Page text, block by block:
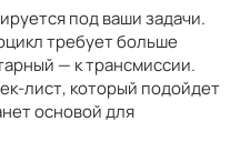
под ваши задачи.
требует больше
— к трансмиссии.
лист, который подойдет
основой для